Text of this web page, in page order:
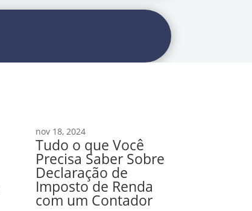
nov 18, 2024
Tudo o que Você
Precisa Saber Sobre
Declaração de
Imposto de Renda
com um Contador